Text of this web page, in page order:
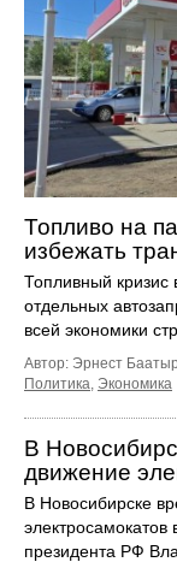
Топливо на
избежать
Топливный кризис
отдельных
всей экономики
Автор: Эрнест
Политика Экономика
В
движение
В Новосибирске
электросамокатов
президента РФ